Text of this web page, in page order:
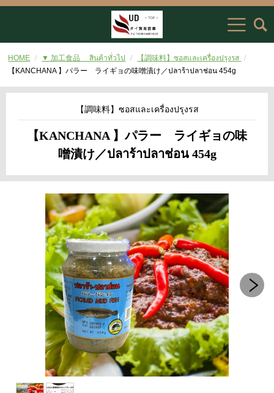
HOME ▼ 加工食品 สินค้าทั่วไป
【調味料】ซอสและเครื่องปรุงรส
【KANCHANA 】パラー ライギョの味噌漬け／ปลาร้าปลาช่อน 454g
【調味料】ซอสและเครื่องปรุงรส
【KANCHANA 】パラー ライギョの味
噌漬け／ปลาร้าปลาช่อน 454g